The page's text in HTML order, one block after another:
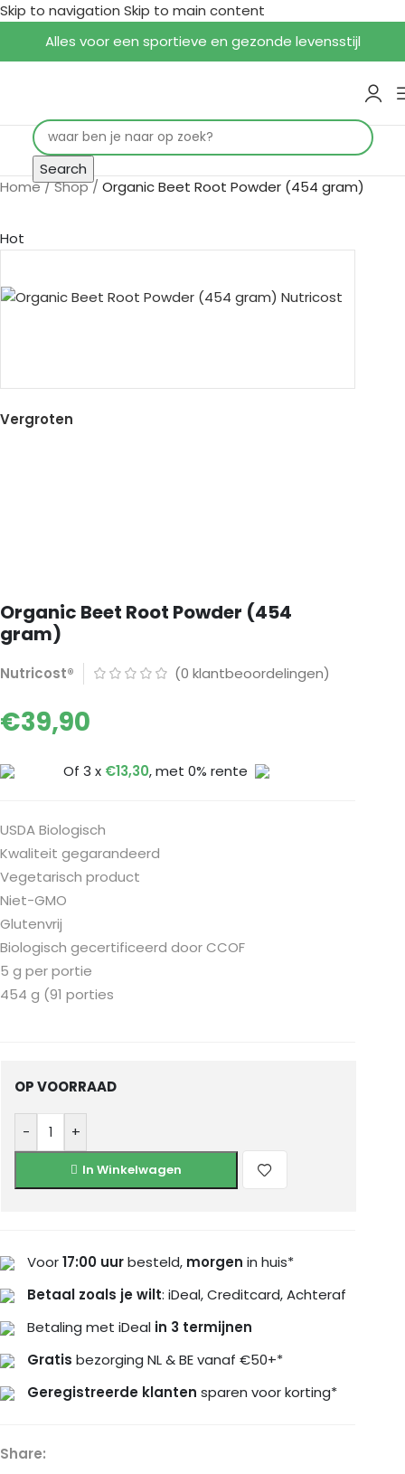
Skip to navigation Skip to main content
Alles voor een sportieve en gezonde levensstijl
Search
Home/Shop/ Organic Beet Root Powder (454 gram)
Hot
Vergroten
Organic Beet Root Powder (454
gram)
Nutricost® (0 klantbeoordelingen)
€39,90
Of 3 x €13,30, met 0% rente
USDA Biologisch
Kwaliteit gegarandeerd
Vegetarisch product
Niet-GMO
Glutenvrij
Biologisch gecertificeerd door CCOF
5 g per portie
454 g (91 porties
OP VOORRAAD
- +
In Winkelwagen
Voor17:00 uurbesteld, morgen in huis*
Betaal zoals je wilt: iDeal, Creditcard, Achteraf
Betaling met iDeal in 3 termijnen
Gratis bezorging NL & BE vanaf €50+*
Geregistreerde klanten sparen voor korting*
Share: